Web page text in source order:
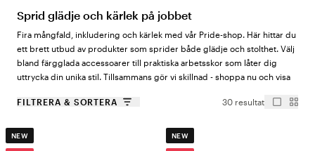
Sprid glädje och kärlek på jobbet
Fira mångfald, inkludering och kärlek med vår Pride-shop. Här hittar du
ett brett utbud av produkter som sprider både glädje och stolthet. Välj
bland färgglada accessoarer till praktiska arbetsskor som låter dig
uttrycka din unika stil. Tillsammans gör vi skillnad - shoppa nu och visa
FILTRERA & SORTERA
30 resultat
NEW NEW